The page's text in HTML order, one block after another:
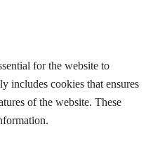
for the website to
includes cookies that ensures
of the website. These